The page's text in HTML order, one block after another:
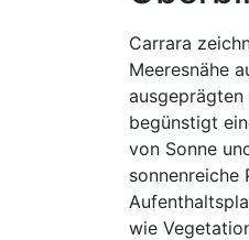
Carrara
Meeresnähe
ausgeprägten
begünstigt
von Sonne
sonnenreiche
wie